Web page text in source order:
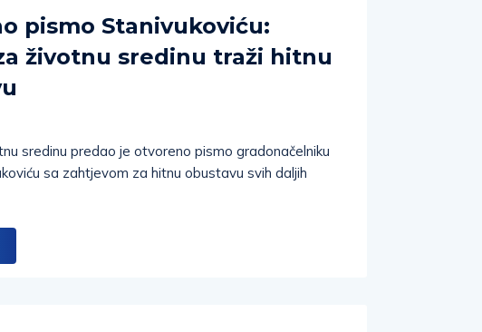
pismo Stanivukoviću:
životnu sredinu traži hitnu
sredinu predao je otvoreno pismo gradonačelniku
sa zahtjevom za hitnu obustavu svih daljih